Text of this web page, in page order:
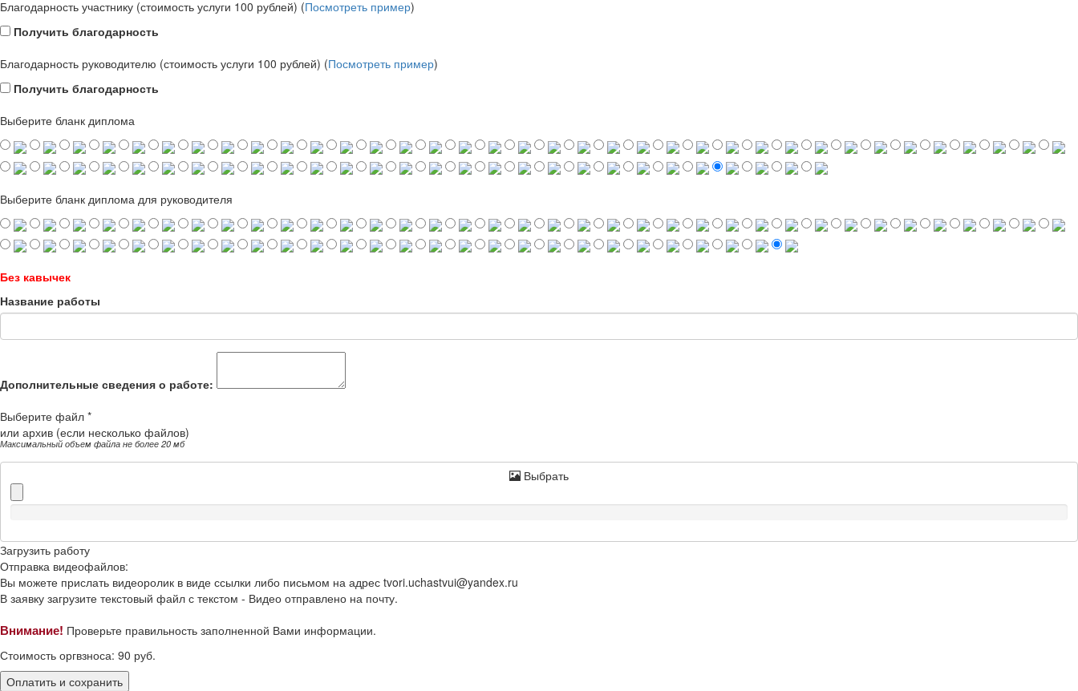
Благодарность участнику (стоимость услуги 100 рублей) (Посмотреть пример)
Получить благодарность
Благодарность руководителю (стоимость услуги 100 рублей) (Посмотреть пример)
Получить благодарность
Выберите бланк диплома
Выберите бланк диплома для руководителя
Без кавычек
Название работы
Дополнительные сведения о работе:
Выберите файл *
или архив (если несколько файлов)
Максимальный объем файла не более 20 мб
Выбрать
Загрузить работу
Отправка видеофайлов:
Вы можете прислать видеоролик в виде ссылки либо письмом на адрес tvori.uchastvui@yandex.ru
В заявку загрузите текстовый файл с текстом - Видео отправлено на почту.
Внимание! Проверьте правильность заполненной Вами информации.
Стоимость оргвзноса: 90 руб.
Оплатить и сохранить